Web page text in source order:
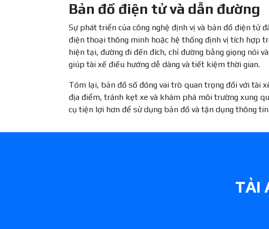
Bản đồ điện tử và dẫn đường
Sự phát triển của công nghệ định vị và bản đồ điện tử
điện thoại thông minh hoặc hệ thống định vị tích hợp
hiện tại, đường đi đến đích, chỉ đường bằng giọng nói
giúp tài xế điều hướng dễ dàng và tiết kiệm thời gian.
Tóm lại, bản đồ số đóng vai trò quan trọng đối với tài
địa điểm, tránh kẹt xe và khám phá môi trường xung
cụ tiện lợi hơn để sử dụng bản đồ và tận dụng thông
TẢI